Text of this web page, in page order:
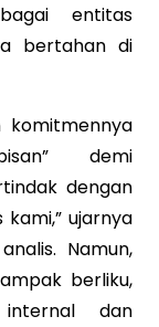
entitas
bertahan di
komitmennya
demi
dengan
ujarnya
Namun,
berliku,
dan